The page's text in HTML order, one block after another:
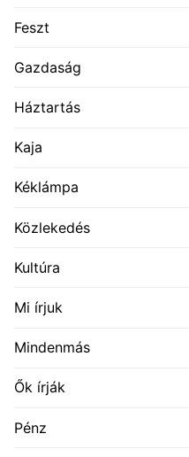
Feszt
Gazdaság
Háztartás
Kaja
Kéklámpa
Közlekedés
Kultúra
Mi írjuk
Mindenmás
Ők írják
Pénz